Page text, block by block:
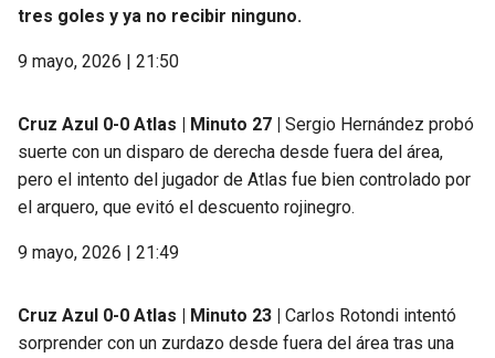
tres goles y ya no recibir ninguno.
9 mayo, 2026 | 21:50
Cruz Azul 0-0 Atlas | Minuto 27 | Sergio Hernández probó
suerte con un disparo de derecha desde fuera del área,
pero el intento del jugador de Atlas fue bien controlado por
el arquero, que evitó el descuento rojinegro.
9 mayo, 2026 | 21:49
Cruz Azul 0-0 Atlas | Minuto 23 | Carlos Rotondi intentó
sorprender con un zurdazo desde fuera del área tras una